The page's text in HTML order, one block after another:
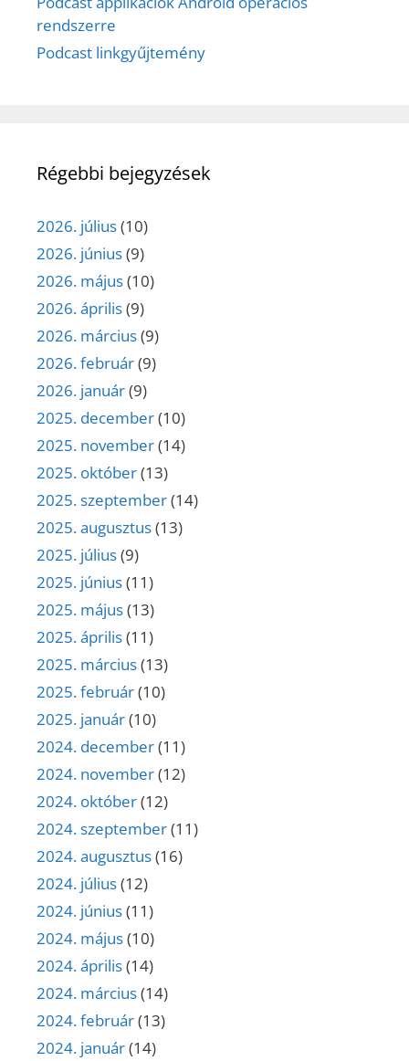
rendszerre
Podcast linkgyűjtemény
Régebbi bejegyzések
2026. július(10)
2026. június(9)
2026. május(10)
2026. április(9)
2026. március(9)
2026. február(9)
2026. január(9)
2025. december(10)
2025. november(14)
2025. október(13)
2025. szeptember(14)
2025. augusztus(13)
2025. július(9)
2025. június(11)
2025. május(13)
2025. április(11)
2025. március(13)
2025. február(10)
2025. január(10)
2024. december(11)
2024. november(12)
2024. október(12)
2024. szeptember(11)
2024. augusztus(16)
2024. július(12)
2024. június(11)
2024. május(10)
2024. április(14)
2024. március(14)
2024. február(13)
2024. január(14)